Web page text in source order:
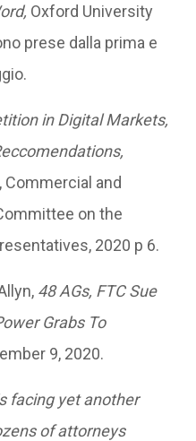
Oxford University
prese dalla prima e
in Digital Markets,
and
on the
2020 p 6.
48 AGs, FTC Sue
Grabs To
9, 2020.
facing yet another
of attorneys